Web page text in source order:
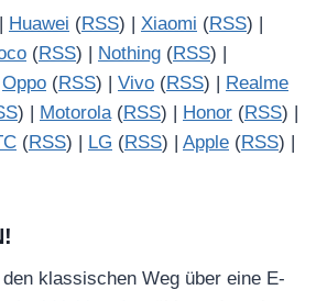
Huawei (RSS) | Xiaomi (RSS) |
(RSS) | Nothing (RSS) |
Oppo (RSS) | Vivo (RSS) |
Realme
) | Motorola(RSS) | Honor (RSS) |
(RSS) | LG (RSS) | Apple (RSS) |
den klassischen Weg über eine E-